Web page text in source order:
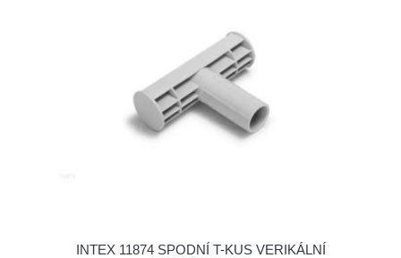
INTEX 11874 SPODNÍ T-KUS VERIKÁLNÍ